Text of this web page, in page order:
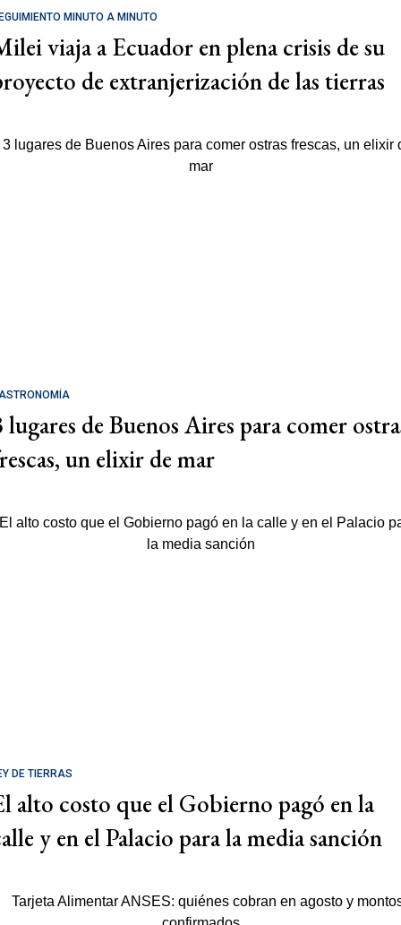
MINUTO A MINUTO
viaja a Ecuador en plena crisis de su
de extranjerización de las tierras
lugares de Buenos Aires para comer
un elixir de mar
DE TIERRAS
alto costo que el Gobierno pagó en la
y en el Palacio para la media sanción